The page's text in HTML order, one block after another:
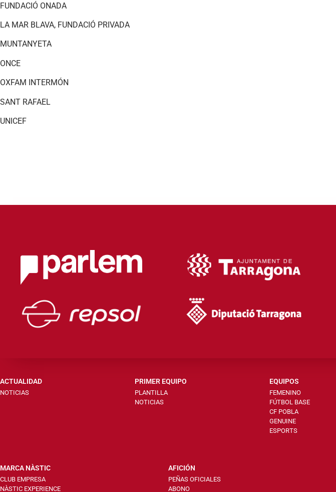
FUNDACIÓ ONADA
LA MAR BLAVA, FUNDACIÓ PRIVADA
MUNTANYETA
ONCE
OXFAM INTERMÓN
SANT RAFAEL
UNICEF
ACTUALIDAD
NOTICIAS
PRIMER EQUIPO
PLANTILLA
NOTICIAS
EQUIPOS
FEMENINO
FÚTBOL BASE
CF POBLA
GENUINE
ESPORTS
MARCA NÀSTIC
CLUB EMPRESA
NÀSTIC EXPERIENCE
AFICIÓN
PEÑAS OFICIALES
ABONO